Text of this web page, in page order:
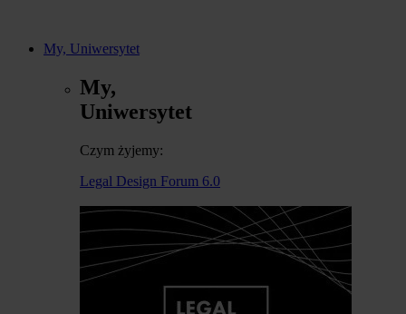
My, Uniwersytet
My,
Uniwersytet
Czym żyjemy:
Legal Design Forum 6.0